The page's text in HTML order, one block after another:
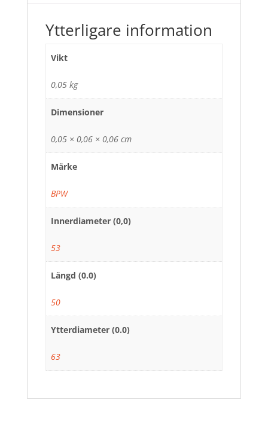
Ytterligare information
Vikt
0,05 kg
Dimensioner
0,05 × 0,06 × 0,06 cm
Märke
BPW
Innerdiameter (0,0)
53
Längd (0.0)
50
Ytterdiameter (0.0)
63